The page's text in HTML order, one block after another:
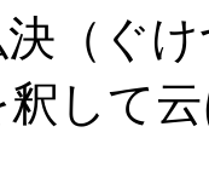
（ぐ
して